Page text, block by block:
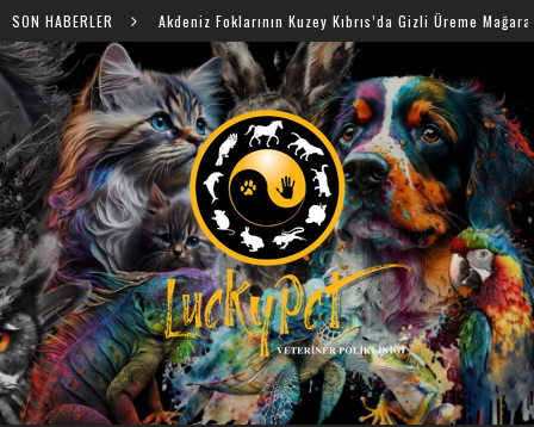
SON HABERLER
Akdeniz Foklarının Kuzey Kıbrıs’da Gizli Üreme Mağaraları Keşfedildi